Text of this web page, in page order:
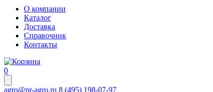
О компании
Каталог
Доставка
Справочник
Контакты
0
agro@pr-agro.ru 8 (495) 198-07-97